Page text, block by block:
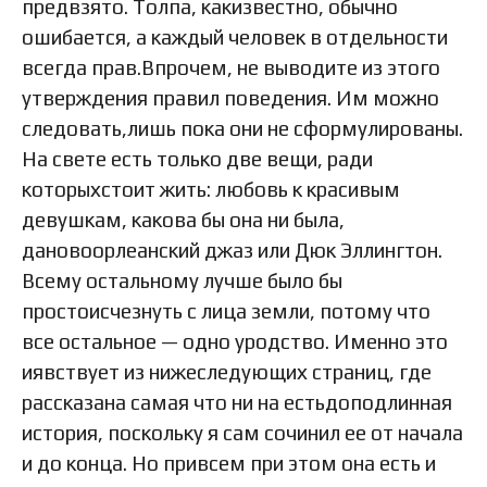
предвзято. Толпа, какизвестно, обычно
ошибается, а каждый человек в отдельности
всегда прав.Впрочем, не выводите из этого
утверждения правил поведения. Им можно
следовать,лишь пока они не сформулированы.
На свете есть только две вещи, ради
которыхстоит жить: любовь к красивым
девушкам, какова бы она ни была,
дановоорлеанский джаз или Дюк Эллингтон.
Всему остальному лучше было бы
простоисчезнуть с лица земли, потому что
все остальное — одно уродство. Именно это
иявствует из нижеследующих страниц, где
рассказана самая что ни на естьдоподлинная
история, поскольку я сам сочинил ее от начала
и до конца. Но привсем при этом она есть и